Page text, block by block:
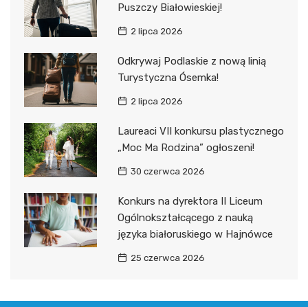
Puszczy Białowieskiej!
2 lipca 2026
Odkrywaj Podlaskie z nową linią
Turystyczna Ósemka!
2 lipca 2026
Laureaci VII konkursu plastycznego
„Moc Ma Rodzina” ogłoszeni!
30 czerwca 2026
Konkurs na dyrektora II Liceum
Ogólnokształcącego z nauką
języka białoruskiego w Hajnówce
25 czerwca 2026